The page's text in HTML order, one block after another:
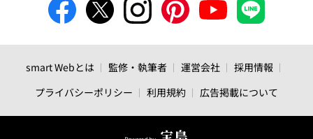
smart Webとは 監修・執筆者 運営会社
採用情報
プライバシーポリシー
利用規約 広告掲載について